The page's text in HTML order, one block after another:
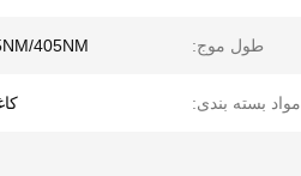
طول موج: 405NM
مواد بسته بندی: